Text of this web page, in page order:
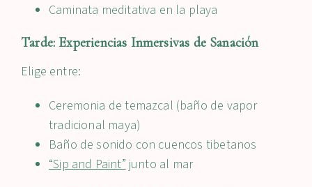
Caminata meditativa en la playa
Tarde: Experiencias Inmersivas de Sanación
Elige entre:
Ceremonia de temazcal (baño de vapor
tradicional maya)
Baño de sonido con cuencos tibetanos
“Sip and Paint” junto al mar